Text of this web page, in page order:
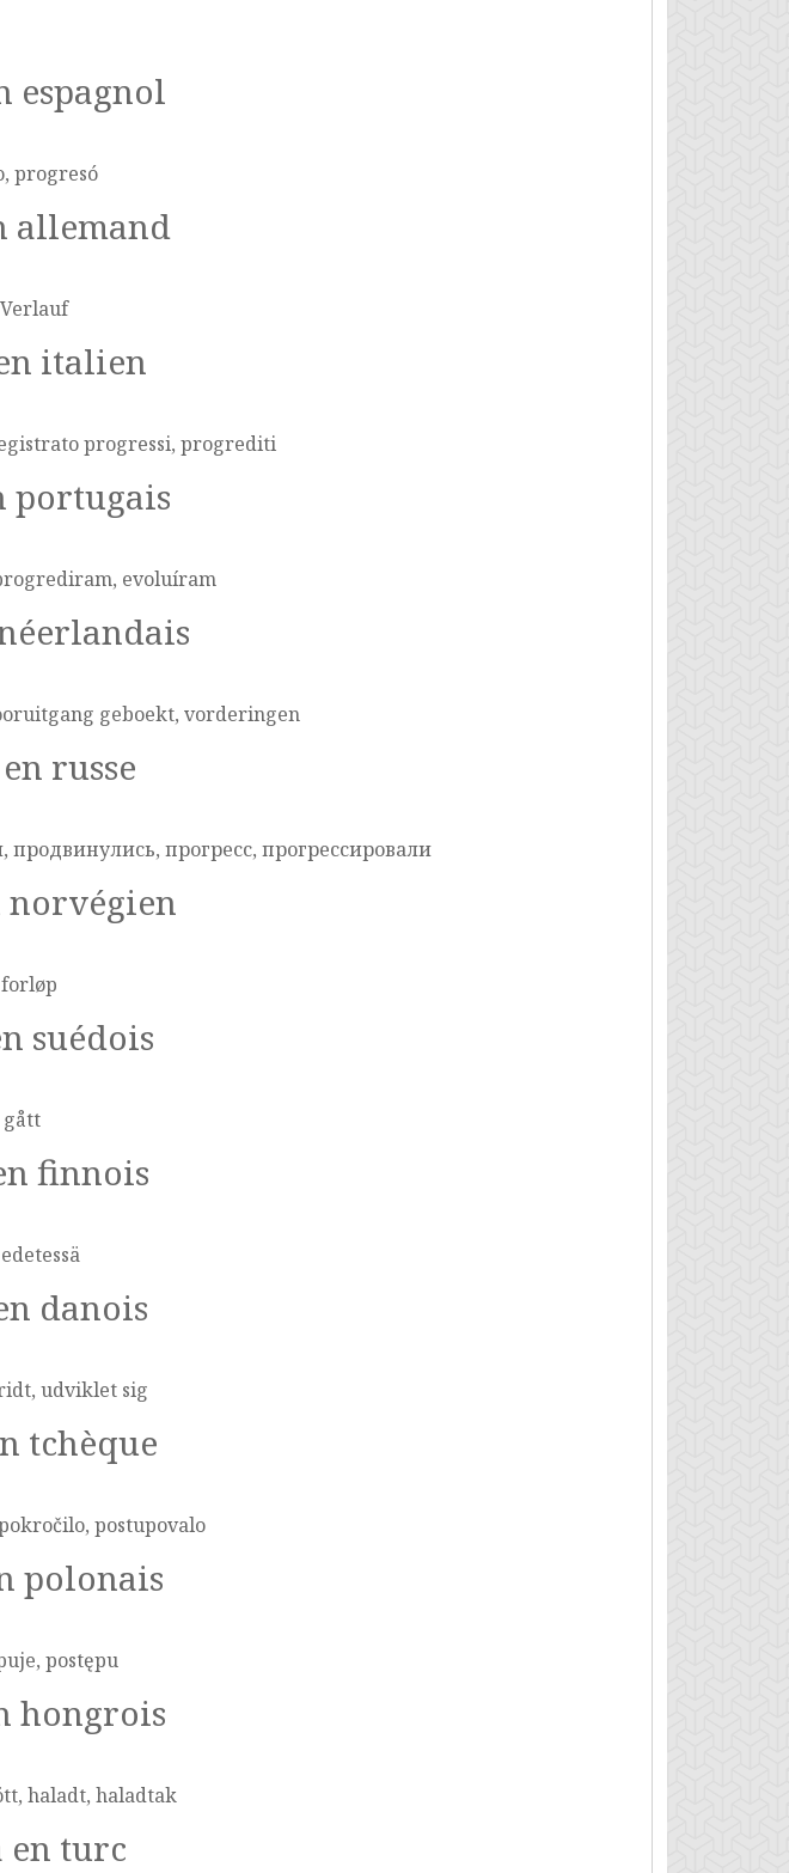
espagnol
progresó
allemand
italien
progressi, progrediti
portugais
evoluíram
geboekt, vorderingen
russe
продвинулись, прогресс, прогрессировали
norvégien
suédois
finnois
danois
udviklet sig
tchèque
postupovalo
polonais
postępu
hongrois
haladt, haladtak
en turc